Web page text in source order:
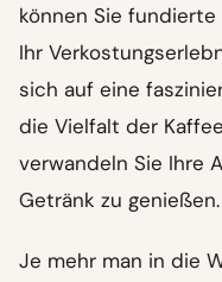
können Sie
Ihr
sich auf eine
die Vielfalt der
verwandeln Sie Ihre
Getränk zu genießen.
Je mehr man in die